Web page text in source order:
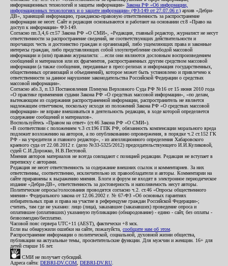
информационных технологий и защиты информации» Закона РФ «Об информации,
информационных технологиях и о защите информации» (ФЗ-149 от 27.07.06 г.) архив «Дебри-
ДВ», хранящий информацию, гражданско-правовую ответственность за распространение
информации не несет. Сайт и редакция основываются и работают на основании ст.8 «Право на
доступ к информации» ФЗ-149.
Согласно пп.3,4,6 ст.57 Закона РФ «О СМИ», «Редакция, главный редактор, журналист не несут
ответственности за распространение сведений, не соответствующих действительности и
порочащих честь и достоинство граждан и организаций, либо ущемляющих права и законные
интересы граждан, либо представляющих собой злоупотребление свободой массовой
информации и (или) правами журналиста: ...если они являются дословным воспроизведением
сообщений и материалов или их фрагментов, распространенных другим средством массовой
информации (а также сообщения, переданные в пресс-релизах и информация государственных,
общественных организаций и объединений), которое может быть установлено и привлечено к
ответственности за данное нарушение законодательства Российской Федерации о средствах
массовой информации».
Согласно абз.3, п.13 Постановления Пленума Верховного Суда РФ №16 от 15 июня 2010 года
«О практике применения судами Закона РФ «О средствах массовой информации», «по делам,
вытекающим из содержания распространенной информации, распространитель не является
надлежащим ответчиком, поскольку исходя из положений Закона РФ «О средствах массовой
информации» не вправе вмешиваться в деятельность редакции, в ходе которой определяется
содержание сообщений и материалов».
Воспользуйтесь «Правом на ответ» (ст.46 Закона РФ «О СМИ»).
«В соответствии с положением ч.3 ст.196 ГПК РФ, обязанность компенсации морального вреда
подлежит возложению на авторов, а по опубликованию опровержения, в порядке ч.2 ст.152 ГК
РФ - на учредителя и главного редактор», - из апелляционного определения Хабаровского
краевого суда от 22.08.2012 г. (дело №33-5325/2012) председательствующего И.И.Куликовой,
судей С.И.Дорожко, Н.В.Пестовой.
Мнения авторов материалов не всегда совпадают с позицией редакции. Редакция не вступает в
переписку с авторами.
Редакция не несет ответственность за содержание внешних ссылок и комментариев. За них
ответственны, соответственно, исключительно их правообладатели и авторы. Комментарии на
сайте приравнены к выражению мнения. Блоги и форум не входят в электронное периодическое
издание «Дебри-ДВ», ответственность за достоверность и наполняемость несут авторы.
Политические опросы/голосования проводятся согласно ч.2. ст.46 «Опросы общественного
мнения» Федерального закона от 12.06.2002 г. № 67-ФЗ «Об основных гарантиях
избирательных прав и права на участие в референдуме граждан Российской Федерации»;
считать, там где не указано: лицо (лица), заказавшее (заказавших) проведение опроса и
оплатившее (оплативших) указанную публикацию (обнародование) - едино - сайт, без оплаты -
безвозмездно/бесплатно.
Часовой пояс сервера UTC+11 (AEST), фактически +8 мск.
Если вы обнаружили ошибки на сайте, пожалуйста, сообщите нам об этом
Распространение информации о политической, социальной, духовной жизни общества,
публикации на актуальные темы, просветительские функции. Для мужчин и женщин. 16+ для
детей старше 16 лет.
СМИ не получает субсидий.
Адреса сайта: DEBRI-DV.COM DEBRI-DV.RU